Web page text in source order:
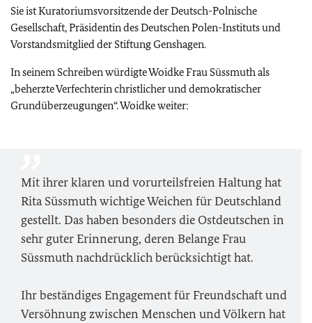
Sie ist Kuratoriumsvorsitzende der Deutsch-Polnische
Gesellschaft, Präsidentin des Deutschen Polen-Instituts und
Vorstandsmitglied der Stiftung Genshagen.
In seinem Schreiben würdigte Woidke Frau Süssmuth als
„beherzte Verfechterin christlicher und demokratischer
Grundüberzeugungen“. Woidke weiter:
Mit ihrer klaren und vorurteilsfreien Haltung hat
Rita Süssmuth wichtige Weichen für Deutschland
gestellt. Das haben besonders die Ostdeutschen in
sehr guter Erinnerung, deren Belange Frau
Süssmuth nachdrücklich berücksichtigt hat.
Ihr beständiges Engagement für Freundschaft und
Versöhnung zwischen Menschen und Völkern hat